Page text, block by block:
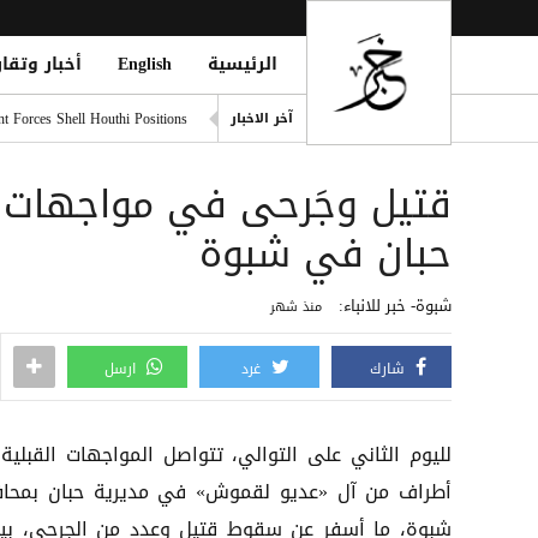
الرئيسية English أخبار
آخر الاخبار
Forces Shell Houthi Positions
حمزة عبد الكريم على أعتاب
صفقة تاريخية: ديوماندي
قتيل وجَرحى في مواجهات
حبان في شبوة
شبوة- خبر للانباء: منذ شهر
شارك غرد ارسل
لليوم الثاني على التوالي، تتواصل المواجهات
أطراف من آل «عديو لقموش» في مديرية حبان
شبوة، ما أسفر عن سقوط قتيل وعدد من الجرحى،